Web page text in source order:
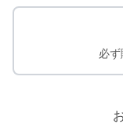
必ず